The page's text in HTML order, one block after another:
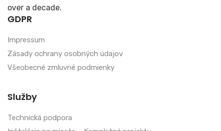
over a decade.
GDPR
Impressum
Zásady ochrany osobných údajov
Všeobecné zmluvné podmienky
Služby
Technická podpora